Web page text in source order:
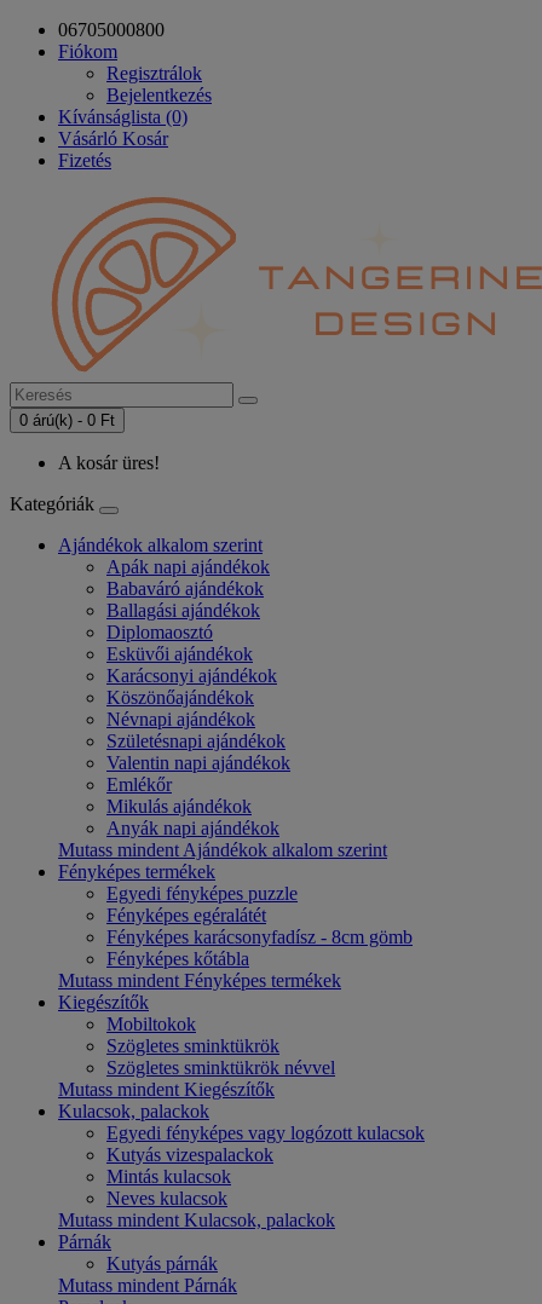
06705000800
Fiókom
Regisztrálok
Bejelentkezés
Kívánságlista (0)
Vásárló Kosár
Fizetés
0 árú(k) - 0 Ft
A kosár üres!
Kategóriák
Ajándékok alkalom szerint
Apák napi ajándékok
Babaváró ajándékok
Ballagási ajándékok
Diplomaosztó
Esküvői ajándékok
Karácsonyi ajándékok
Köszönőajándékok
Névnapi ajándékok
Születésnapi ajándékok
Valentin napi ajándékok
Emlékőr
Mikulás ajándékok
Anyák napi ajándékok
Mutass mindent Ajándékok alkalom szerint
Fényképes termékek
Egyedi fényképes puzzle
Fényképes egéralátét
Fényképes karácsonyfadísz - 8cm gömb
Fényképes kőtábla
Mutass mindent Fényképes termékek
Kiegészítők
Mobiltokok
Szögletes sminktükrök
Szögletes sminktükrök névvel
Mutass mindent Kiegészítők
Kulacsok, palackok
Egyedi fényképes vagy logózott kulacsok
Kutyás vizespalackok
Mintás kulacsok
Neves kulacsok
Mutass mindent Kulacsok, palackok
Párnák
Kutyás párnák
Mutass mindent Párnák